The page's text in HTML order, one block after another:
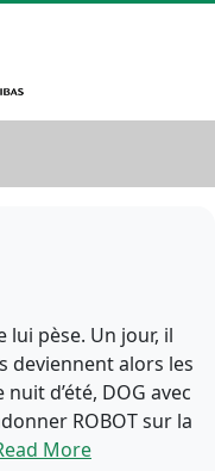
lui pèse. Un jour, il
deviennent alors les
d’été, DOG avec
ROBOT sur la
More